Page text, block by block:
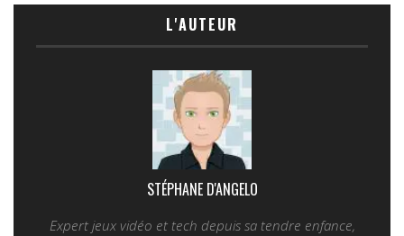
L'AUTEUR
STÉPHANE D'ANGELO
Expert jeux vidéo et tech depuis sa tendre enfance,